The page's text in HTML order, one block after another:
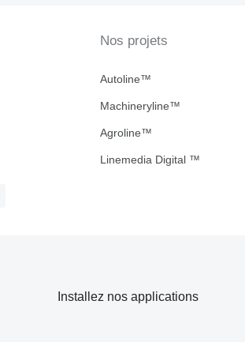
Nos projets
Autoline™
Machineryline™
Agroline™
Linemedia Digital ™
Installez nos applications